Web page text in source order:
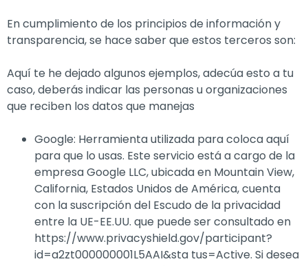
En cumplimiento de los principios de información y
transparencia, se hace saber que estos terceros son:
Aquí te he dejado algunos ejemplos, adecúa esto a tu
caso, deberás indicar las personas u organizaciones
que reciben los datos que manejas
Google: Herramienta utilizada para coloca aquí
para que lo usas. Este servicio está a cargo de la
empresa Google LLC, ubicada en Mountain View,
California, Estados Unidos de América, cuenta
con la suscripción del Escudo de la privacidad
entre la UE-EE.UU. que puede ser consultado en
https://www.privacyshield.gov/participant?
id=a2zt000000001L5AAI&sta tus=Active. Si desea